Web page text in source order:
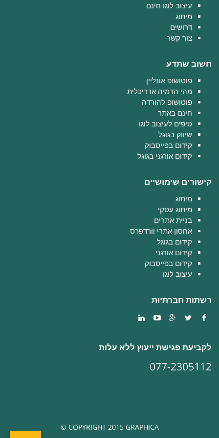
עיצוב לוגו חינם
מיתוג
דרושים
צור קשר
חשוב שתדע
פוטושופ אונליין
מהי הדמיה אדריכלית
פוטושופ להורדה
חינם באתר
טיפים לעיצוב לוגו
שיווק בגוגל
קידום בפייסבוק
קידום אורגני בגוגל
קישורים שימושיים
מיתוג
מיתוג עסקי
בניית אתרים
אחסון אתרי וורדפרס
קידום בגוגל
קידום אורגני
קידום בפייסבוק
עיצוב לוגו
רשתות חברתיות
לקביעת פגישת ייעוץ ללא עלות
077-2305112
COPYRIGHT 2015 GRAPHICA ©